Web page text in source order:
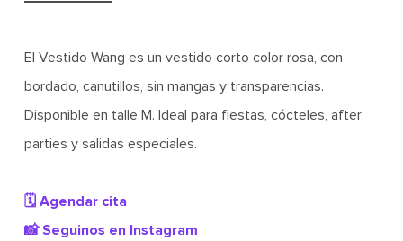
El Vestido Wang es un vestido corto color rosa, con
bordado, canutillos, sin mangas y transparencias.
Disponible en talle M. Ideal para fiestas, cócteles, after
parties y salidas especiales.
🗓️ Agendar cita
📸 Seguinos en Instagram